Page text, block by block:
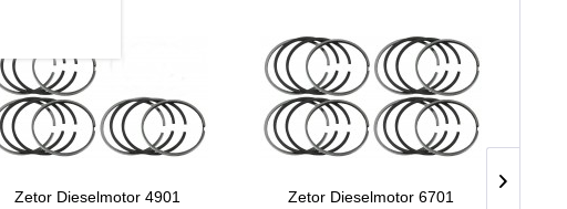
Zetor Dieselmotor 4901
Zetor Dieselmotor 6701